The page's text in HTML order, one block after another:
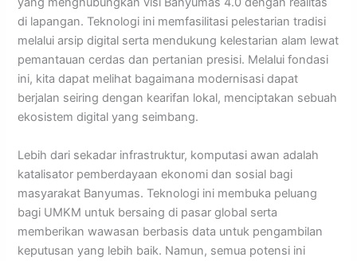
di lapangan. Teknologi ini memfasilitasi pelestarian tradisi
melalui arsip digital serta mendukung kelestarian alam lewat
pemantauan cerdas dan pertanian presisi. Melalui fondasi
ini, kita dapat melihat bagaimana modernisasi dapat
berjalan seiring dengan kearifan lokal, menciptakan sebuah
ekosistem digital yang seimbang.
Lebih dari sekadar infrastruktur, komputasi awan adalah
katalisator pemberdayaan ekonomi dan sosial bagi
masyarakat Banyumas. Teknologi ini membuka peluang
bagi UMKM untuk bersaing di pasar global serta
memberikan wawasan berbasis data untuk pengambilan
keputusan yang lebih baik. Namun, semua potensi ini